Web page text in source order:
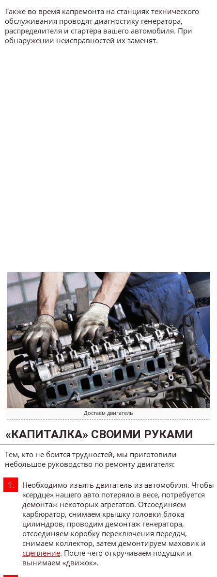
Также во время капремонта на станциях технического
обслуживания проводят диагностику генератора,
распределителя и стартёра вашего автомобиля. При
обнаружении неисправностей их заменят.
Достаём двигатель
«КАПИТАЛКА» СВОИМИ РУКАМИ
Тем, кто не боится трудностей, мы приготовили
небольшое руководство по ремонту двигателя:
Необходимо изъять двигатель из автомобиля. Чтобы
«сердце» нашего авто потеряло в весе, потребуется
демонтаж некоторых агрегатов. Отсоединяем
карбюратор, снимаем крышку головки блока
цилиндров, проводим демонтаж генератора,
отсоединяем коробку переключения передач,
снимаем коллектор, затем демонтируем маховик и
сцепление. После чего откручиваем подушки и
вынимаем «движок».